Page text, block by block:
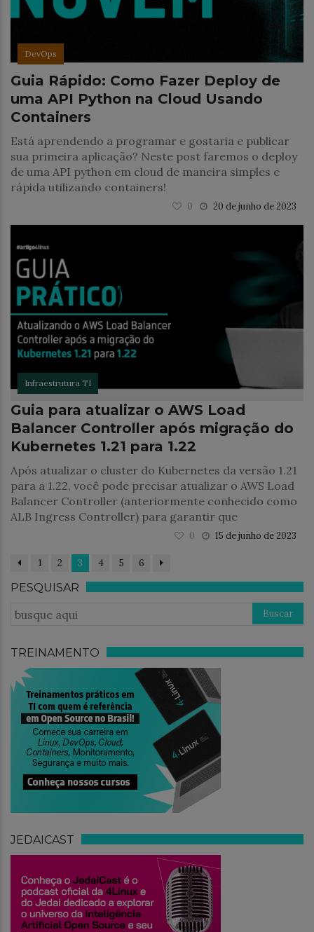
DevOps
Guia Rápido: Como Fazer Deploy de
uma API Python na Cloud Usando
Containers
Está aprendendo a programar e gostaria e publicar
sua primeira aplicação? Neste post faremos o deploy
de uma API python em cloud de maneira simples e
rápida utilizando containers!
20 de junho de 2023
0
Infraestrutura TI
Guia para atualizar o AWS Load
Balancer Controller após migração do
Kubernetes 1.21 para 1.22
Após atualizar o cluster do Kubernetes da versão 1.21
para a 1.22, você pode precisar atualizar o AWS Load
Balancer Controller (anteriormente conhecido como
ALB Ingress Controller) para garantir que
15 de junho de 2023
0
1 2 3 4 5 6
PESQUISAR
TREINAMENTO
JEDAICAST